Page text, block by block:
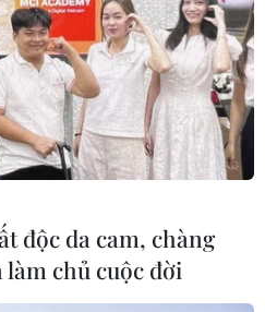
quán
thêm
độc da cam, chàng
chủ cuộc đời